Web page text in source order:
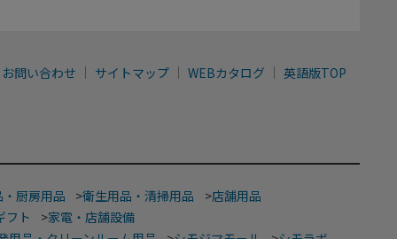
お問い合わせ サイトマップ WEBカタログ 英語版TOP
厨房用品 >衛生用品・清掃用品 >店舗用品
フト
>家電・店舗設備